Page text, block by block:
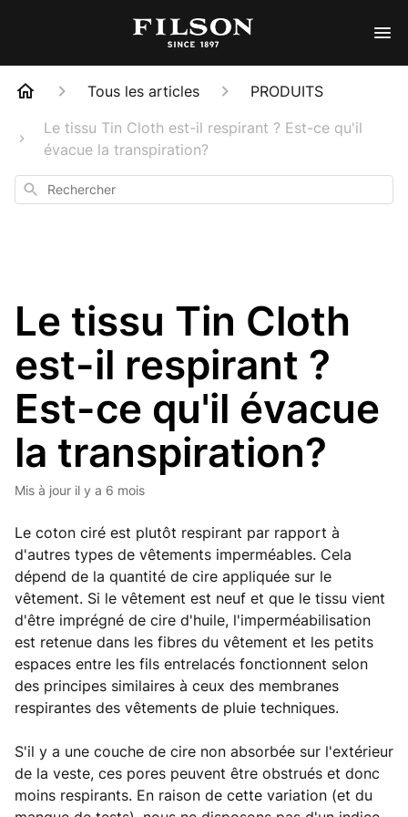
Tous les articles
PRODUITS
Le tissu Tin Cloth est-il respirant ? Est-ce qu'il
évacue la transpiration?
Rechercher
Le tissu Tin Cloth
est-il respirant ?
Est-ce qu'il évacue
la transpiration?
Mis à jour il y a 6 mois
Le coton ciré est plutôt respirant par rapport à
d'autres types de vêtements imperméables. Cela
dépend de la quantité de cire appliquée sur le
vêtement. Si le vêtement est neuf et que le tissu vient
d'être imprégné de cire d'huile, l'imperméabilisation
est retenue dans les fibres du vêtement et les petits
espaces entre les fils entrelacés fonctionnent selon
des principes similaires à ceux des membranes
respirantes des vêtements de pluie techniques.
S'il y a une couche de cire non absorbée sur l'extérieur
de la veste, ces pores peuvent être obstrués et donc
moins respirants. En raison de cette variation (et du